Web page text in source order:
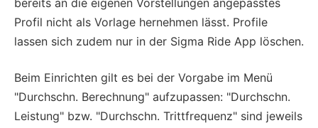
Profil nicht als Vorlage hernehmen lässt. Profile
lassen sich zudem nur in der Sigma Ride App löschen.
Beim Einrichten gilt es bei der Vorgabe im Menü
"Durchschn. Berechnung" aufzupassen: "Durchschn.
Leistung" bzw. "Durchschn. Trittfrequenz" sind jeweils